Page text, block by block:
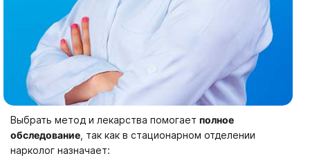
Выбрать метод и лекарства помогает полное
обследование , так как в стационарном отделении
нарколог назначает: